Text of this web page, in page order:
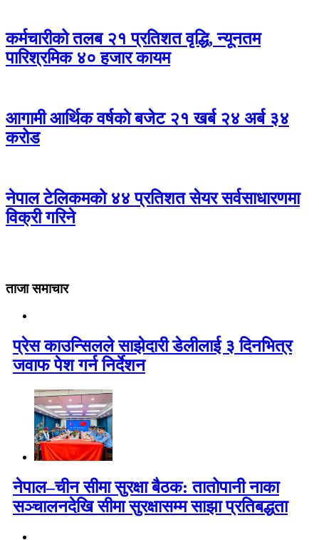
कर्मचारीको तलब २१ प्रतिशत वृद्धि, न्यूनतम
पारिश्रमिक ४० हजार कायम
आगामी आर्थिक वर्षकाे बजेट २१ खर्ब २४ अर्ब ३४
करोड
नेपाल टेलिकमको ४४ प्रतिशत सेयर सर्वसाधारणमा
विक्री गरिने
ताजा समाचार
प्रेस काउन्सिलले साझेदारी डेलीलाई ३ दिनभित्र
जवाफ पेश गर्न निर्देशन
नेपाल–चीन सीमा सुरक्षा बैठक: तातोपानी नाका
सञ्चालनदेखि सीमा सुरक्षासम्म साझा प्रतिबद्धता